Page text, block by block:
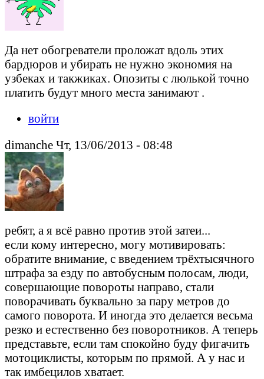
Да нет обогреватели проложат вдоль этих
бардюров и убирать не нужно экономия на
узбеках и такжиках. Опозиты с люлькой точно
платить будут много места занимают .
войти
dimanche Чт, 13/06/2013 - 08:48
ребят, а я всё равно против этой затеи...
если кому интересно, могу мотивировать:
обратите внимание, с введением трёхтысячного
штрафа за езду по автобусным полосам, люди,
совершающие повороты направо, стали
поворачивать буквально за пару метров до
самого поворота. И иногда это делается весьма
резко и естественно без поворотников. А теперь
представьте, если там спокойно буду фигачить
мотоциклисты, которым по прямой. А у нас и
так имбецилов хватает.